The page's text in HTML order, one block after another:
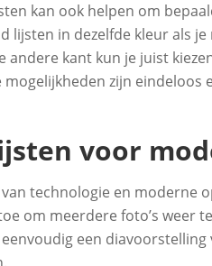
kan ook helpen om
lijsten in dezelfde kleur als
andere kant kun je juist
mogelijkheden zijn
voor
technologie en moderne
om meerdere foto’s weer
een